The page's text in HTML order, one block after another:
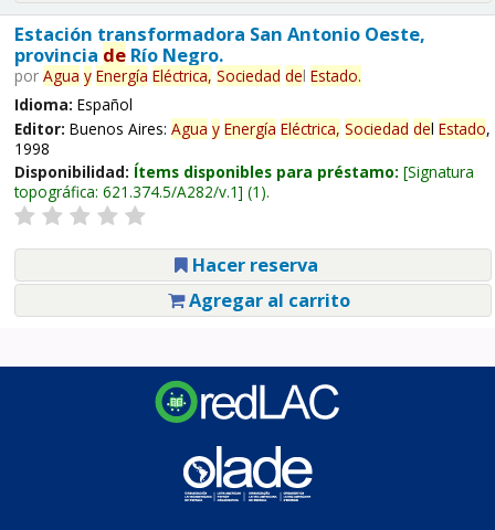
Estación transformadora San Antonio Oeste,
provincia deRío Negro.
por Agua y Energía Eléctrica, Sociedad del Estado.
Idioma: Español
Editor: Buenos Aires: Agua y Energía Eléctrica, Sociedad del Estado,
1998
Disponibilidad: Ítems disponibles para préstamo: Signatura
topográfica: 621.374.5/A282/v.1 (1).
Hacer reserva
Agregar al carrito